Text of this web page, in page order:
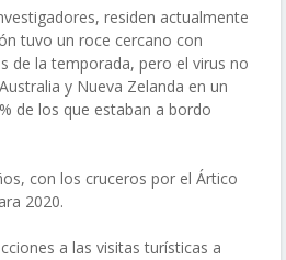
residen actualmente
tuvo un roce cercano con
de la temporada, pero el virus no
y Nueva Zelanda en un
de los que estaban a bordo
con los cruceros por el Ártico
2020.
a las visitas turísticas a